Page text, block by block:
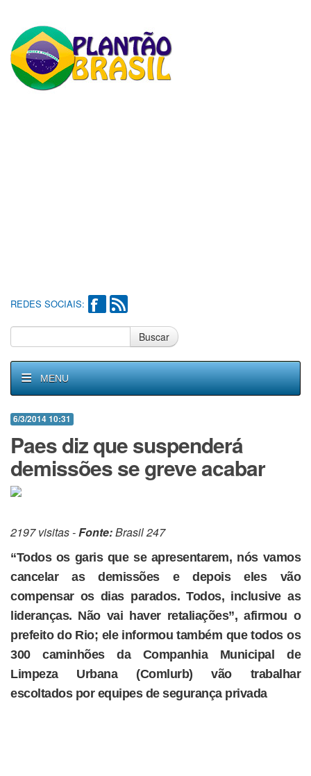
REDES SOCIAIS:
Buscar
MENU
6/3/2014 10:31
Paes diz que suspenderá
demissões se greve acabar
2197 visitas -Fonte:Brasil 247
“Todos os garis que se apresentarem, nós vamos
cancelar as demissões e depois eles vão
compensar os dias parados. Todos, inclusive as
lideranças. Não vai haver retaliações”, afirmou o
prefeito do Rio; ele informou também que todos os
300 caminhões da Companhia Municipal de
Limpeza Urbana (Comlurb) vão trabalhar
escoltados por equipes de segurança privada